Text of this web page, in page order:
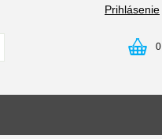
Prihlásenie
0